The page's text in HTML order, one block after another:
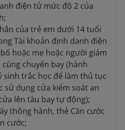
điện tử mức độ 2 của
của trẻ em dưới 14 tuổi
Tài khoản định danh điện
hoặc mẹ hoặc người giám
chuyến bay (hành
sinh trắc học để làm thủ tục
sử dụng cửa kiểm soát an
lên tàu bay tự động);
thông hành, thẻ Căn cước
cước;